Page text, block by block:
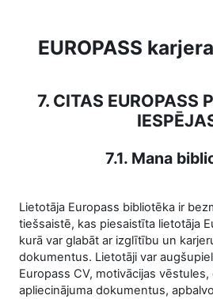
EUROPASS
7. CITAS EUROPASS
7.1. Mana
Lietotāja Europass bibliotēka ir
tiešsaistē, kas piesaistīta lietotāja
kurā var glabāt ar izglītību un
dokumentus. Lietotāji var
Europass CV, motivācijas
apliecinājuma dokumentus,